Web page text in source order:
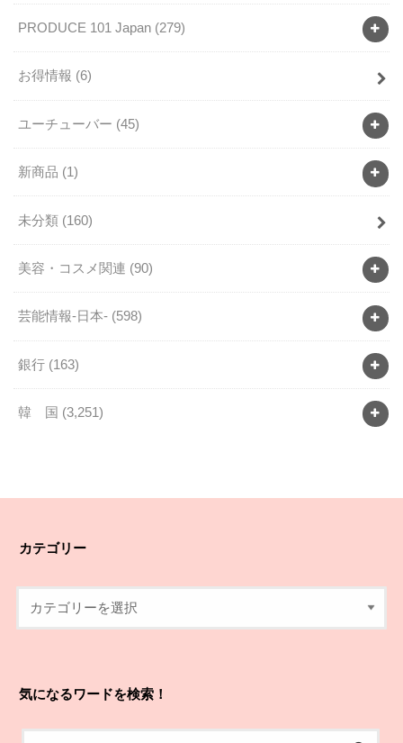
PRODUCE 101 Japan (279)
お得情報 (6)
ユーチューバー (45)
新商品 (1)
未分類 (160)
美容・コスメ関連 (90)
芸能情報-日本- (598)
銀行 (163)
韓 国 (3,251)
カテゴリー
気になるワードを検索！